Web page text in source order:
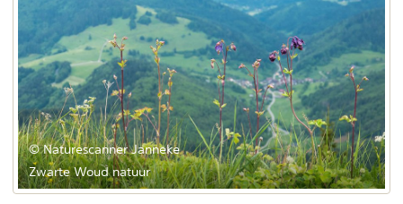
© Naturescanner Janneke
Zwarte Woud natuur